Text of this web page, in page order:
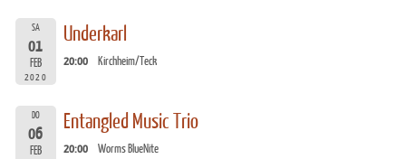
SA
01
FEB
2020
Underkarl
20:00 Kirchheim/Teck
DO
06
FEB
Entangled Music Trio
20:00 Worms BlueNite